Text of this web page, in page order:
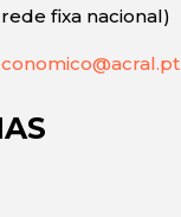
fixa nacional)